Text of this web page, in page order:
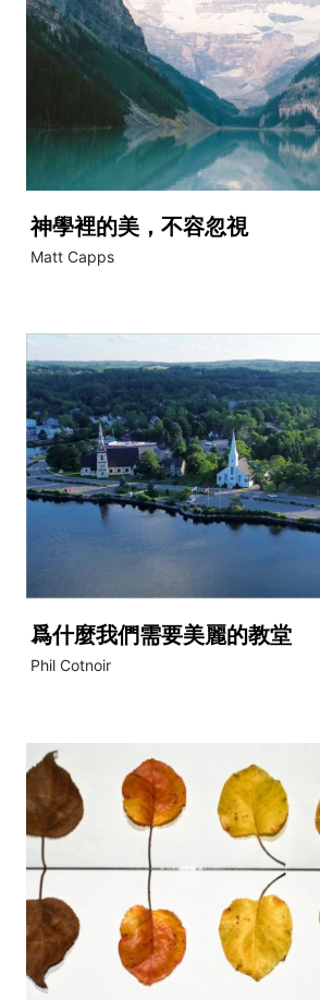
神學裡的美，不容忽視
Matt Capps
爲什麼我們需要美麗的教堂
Phil Cotnoir